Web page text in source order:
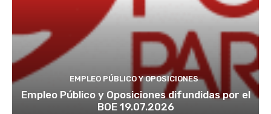
EMPLEO PÚBLICO Y OPOSICIONES
Empleo Público y Oposiciones difundidas por el
BOE 19.07.2026